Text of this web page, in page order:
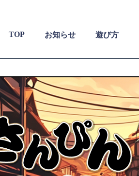
TOP お知らせ 遊び方